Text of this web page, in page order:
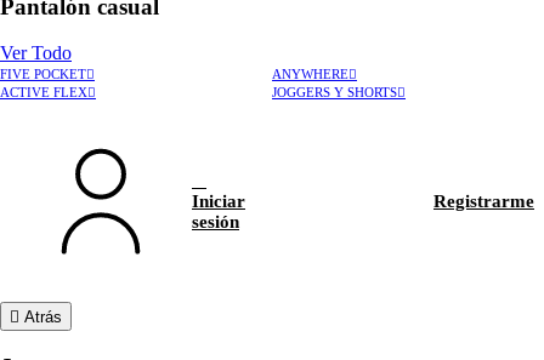
Pantalón casual
Ver Todo
FIVE POCKET
ANYWHERE
ACTIVE FLEX
JOGGERS Y SHORTS
Iniciar
sesión
Registrarme
Atrás